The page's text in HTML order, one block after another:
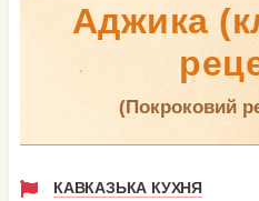
Аджика
(покроковий
КАВКАЗЬКА КУХНЯ